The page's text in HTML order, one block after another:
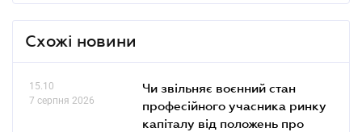
Схожі новини
15.10
7 серпня 2026
Чи звільняє воєнний стан
професійного учасника ринку
капіталу від положень про